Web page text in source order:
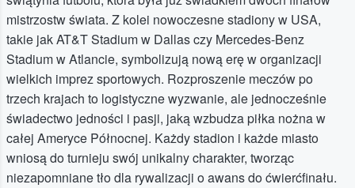
mistrzostw świata. Z kolei nowoczesne stadiony w USA,
takie jak AT&T Stadium w Dallas czy Mercedes-Benz
Stadium w Atlancie, symbolizują nową erę w organizacji
wielkich imprez sportowych. Rozproszenie meczów po
trzech krajach to logistyczne wyzwanie, ale jednocześnie
świadectwo jedności i pasji, jaką wzbudza piłka nożna w
całej Ameryce Północnej. Każdy stadion i każde miasto
wniosą do turnieju swój unikalny charakter, tworząc
niezapomniane tło dla rywalizacji o awans do ćwierćfinału.